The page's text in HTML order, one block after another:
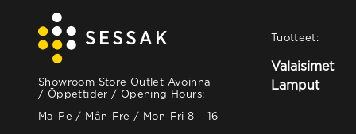
Showroom Store Outlet Avoinna
/ Öppettider / Opening Hours:
Ma-Pe / Mån-Fre / Mon-Fri 8 – 16
Tuotteet:
Valaisimet
Lamput